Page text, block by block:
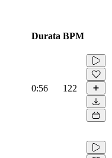
Durata BPM
0:56 122